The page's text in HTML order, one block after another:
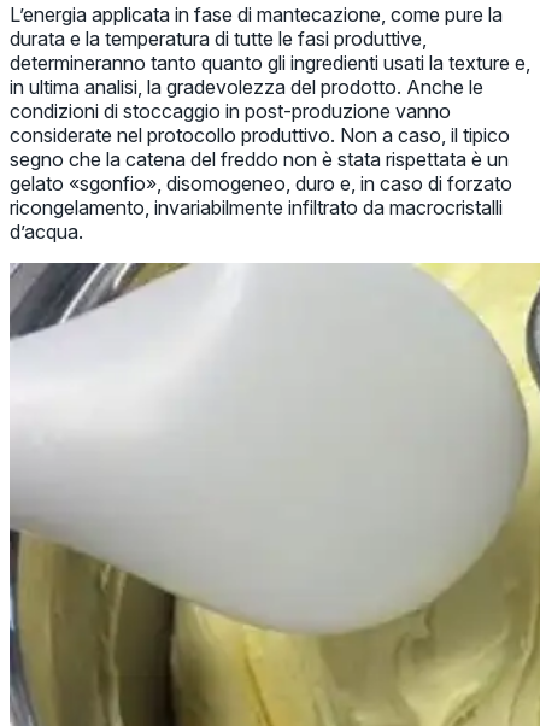
L’energia applicata in fase di mantecazione, come pure la
durata e la temperatura di tutte le fasi produttive,
determineranno tanto quanto gli ingredienti usati la texture e,
in ultima analisi, la gradevolezza del prodotto. Anche le
condizioni di stoccaggio in post-produzione vanno
considerate nel protocollo produttivo. Non a caso, il tipico
segno che la catena del freddo non è stata rispettata è un
gelato «sgonfio», disomogeneo, duro e, in caso di forzato
ricongelamento, invariabilmente infiltrato da macrocristalli
d’acqua.